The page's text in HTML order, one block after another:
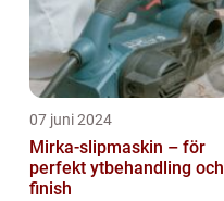
07 juni 2024
Mirka-slipmaskin – för
perfekt ytbehandling och
finish